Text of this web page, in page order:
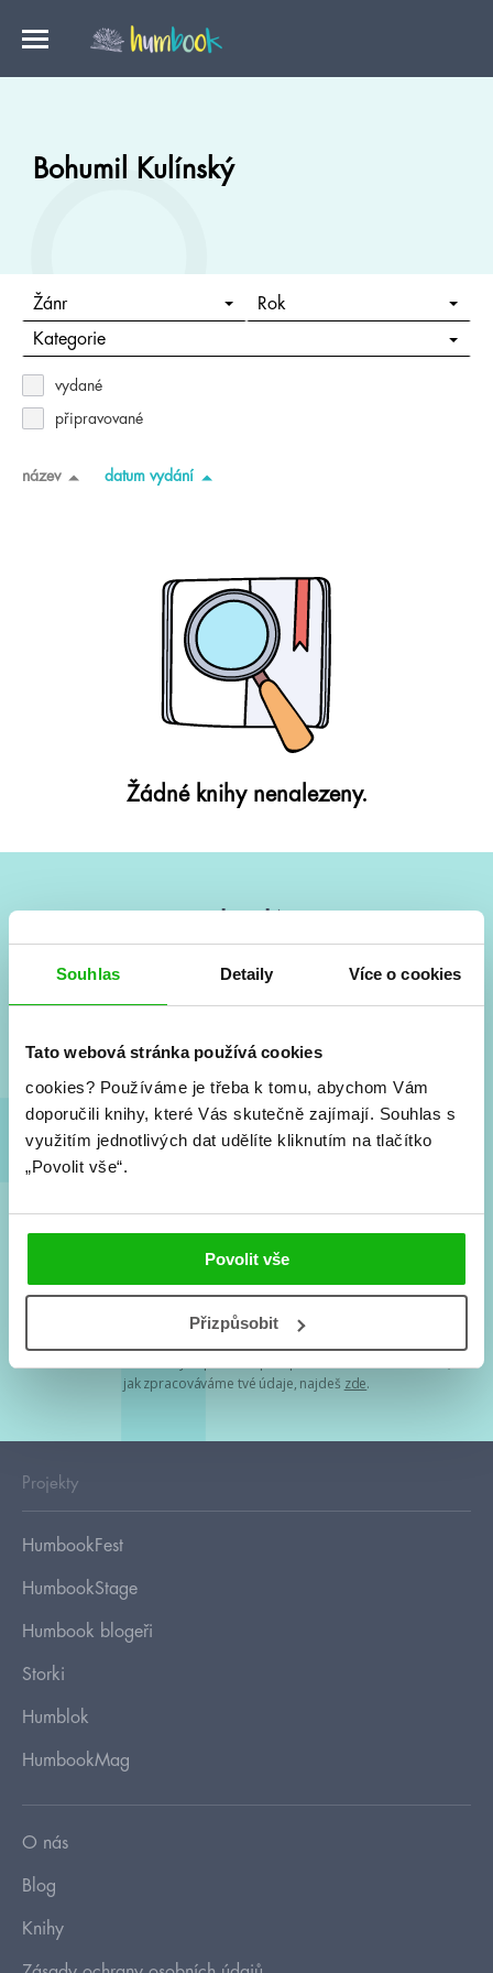
Souhlas Detaily Více o cookies
Tato webová stránka používá cookies
cookies? Používáme je třeba k tomu, abychom Vám
doporučili knihy, které Vás skutečně zajímají. Souhlas s
využitím jednotlivých dat udělíte kliknutím na tlačítko
„Povolit vše“.
Povolit vše
Přizpůsobit
Bohumil Kulínský
Žánr Rok
Kategorie
vydané
připravované
název datum vydání
Žádné knihy nenalezeny.
Vše kolem #youngadult každý měsíc rovnou do mailu!
a seriálové adaptace a další.
Souhlasím spodmínkami zpracování osobních údajů
Tvá e-mailová adresa je u nás v bezpečí. Přečti si
jak zpracováváme tvé údaje, najdeš zde.
Projekty
HumbookFest
HumbookStage
Humbook blogeři
Storki
Humblok
HumbookMag
O nás
Blog
Knihy